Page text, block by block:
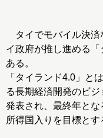
タイでモバイル決済
イ政府が推し進める
ある。
「タイランド4.0」と
る長期経済開発のビ
発表され、最終年と
所得国入りを目標とす